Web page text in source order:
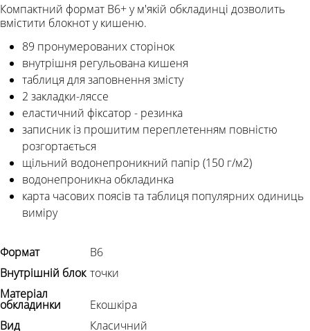
Компактний формат B6+ у м'якій обкладинці дозволить
вмістити блокнот у кишеню.
89 пронумерованих сторінок
внутрішня регульована кишеня
таблиця для заповнення змісту
2 закладки-ляссе
еластичний фіксатор - резинка
записник із прошитим переплетенням повністю
розгортається
щільний водонепроникний папір (150 г/м2)
водонепроникна обкладинка
карта часових поясів та таблиця популярних одиниць
виміру
Формат
В6
Внутрішній блок точки
Матеріал
обкладинки
Екошкіра
Вид
Класичний